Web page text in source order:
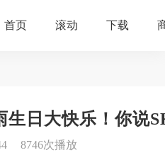
生日大快乐！你说
8746次播放